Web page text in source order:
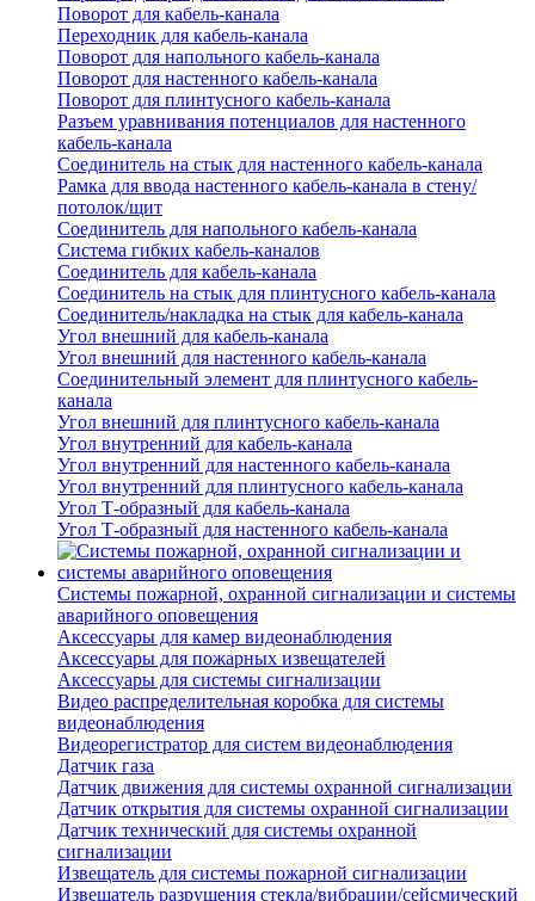
Поворот для кабель-канала
Переходник для кабель-канала
Поворот для напольного кабель-канала
Поворот для настенного кабель-канала
Поворот для плинтусного кабель-канала
Разъем уравнивания потенциалов для настенного
кабель-канала
Соединитель на стык для настенного кабель-канала
Рамка для ввода настенного кабель-канала в стену/
потолок/щит
Соединитель для напольного кабель-канала
Система гибких кабель-каналов
Соединитель для кабель-канала
Соединитель на стык для плинтусного кабель-канала
Соединитель/накладка на стык для кабель-канала
Угол внешний для кабель-канала
Угол внешний для настенного кабель-канала
Соединительный элемент для плинтусного кабель-
канала
Угол внешний для плинтусного кабель-канала
Угол внутренний для кабель-канала
Угол внутренний для настенного кабель-канала
Угол внутренний для плинтусного кабель-канала
Угол Т-образный для кабель-канала
Угол Т-образный для настенного кабель-канала
Системы пожарной, охранной сигнализации и системы
аварийного оповещения
Аксессуары для камер видеонаблюдения
Аксессуары для пожарных извещателей
Аксессуары для системы сигнализации
Видео распределительная коробка для системы
видеонаблюдения
Видеорегистратор для систем видеонаблюдения
Датчик газа
Датчик движения для системы охранной сигнализации
Датчик открытия для системы охранной сигнализации
Датчик технический для системы охранной
сигнализации
Извещатель для системы пожарной сигнализации
Извещатель разрушения стекла/вибрации/сейсмический